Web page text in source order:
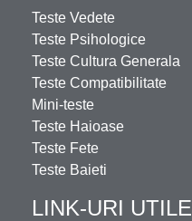
Teste Vedete
Teste Psihologice
Teste Cultura Generala
Teste Compatibilitate
Mini-teste
Teste Haioase
Teste Fete
Teste Baieti
LINK-URI UTILE